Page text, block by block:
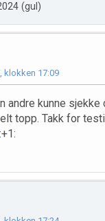
(gul)
klokken 17:09
andre kunne
topp. Takk for